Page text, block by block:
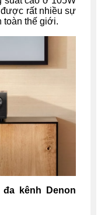
rất nhiều sự
toàn thế giới.
kênh Denon